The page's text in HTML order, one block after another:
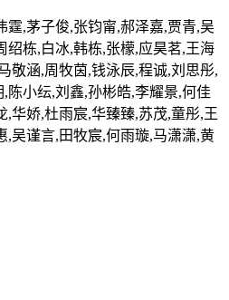
霆,茅子俊,张钧甯,郝泽嘉,贾青,吴
绍栋,白冰,韩栋,张檬,应昊茗,王海
敬涵,周牧茵,钱泳辰,程诚,刘思彤,
陈小纭,刘鑫,孙彬皓,李耀景,何佳
,华娇,杜雨宸,华臻臻,苏茂,童彤,王
,吴谨言,田牧宸,何雨璇,马潇潇,黄